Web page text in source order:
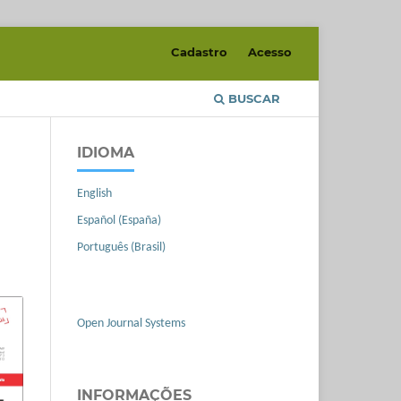
BUSCAR
Cadastro Acesso
IDIOMA
English
Español (España)
Português (Brasil)
Open Journal Systems
INFORMAÇÕES